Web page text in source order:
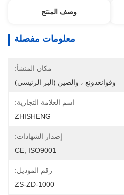
وصف المنتج
معلومات مفصلة
مكان المنشأ:
وقوانغدونغ ، والصين (البر الرئيسي)
اسم العلامة التجارية:
ZHISHENG
إصدار الشهادات:
CE, ISO9001
رقم الموديل:
ZS-ZD-1000